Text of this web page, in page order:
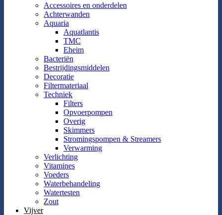
Accessoires en onderdelen
Achterwanden
Aquaria
Aquatlantis
TMC
Eheim
Bacteriën
Bestrijdingsmiddelen
Decoratie
Filtermateriaal
Techniek
Filters
Opvoerpompen
Overig
Skimmers
Stromingspompen & Streamers
Verwarming
Verlichting
Vitamines
Voeders
Waterbehandeling
Watertesten
Zout
Vijver